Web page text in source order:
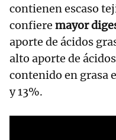
contienen escaso
confiere mayor
aporte de ácidos
alto aporte de
contenido en grasa
y 13%.